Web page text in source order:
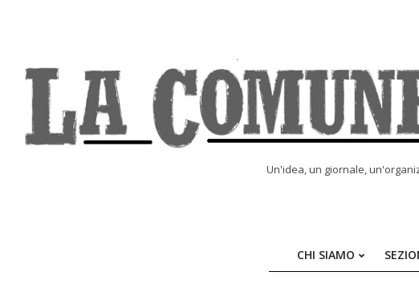
Un'idea, un giornale,
CHI SIAMO